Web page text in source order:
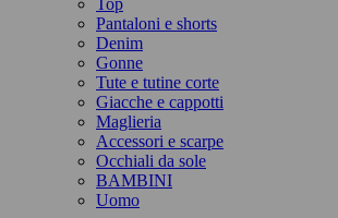
Top
Pantaloni e shorts
Denim
Gonne
Tute e tutine corte
Giacche e cappotti
Maglieria
Accessori e scarpe
Occhiali da sole
BAMBINI
Uomo